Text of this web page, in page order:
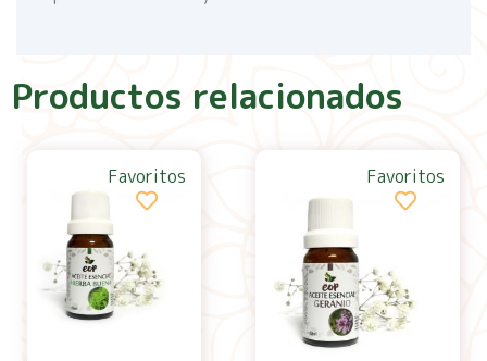
Productos relacionados
Favoritos Favoritos